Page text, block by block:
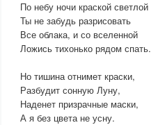
По небу ночи краской светлой
Ты не забудь разрисовать
Все облака, и со вселенной
Ложись тихонько рядом спать.
Но тишина отнимет краски,
Разбудит сонную Луну,
Наденет призрачные маски,
А я без цвета не усну.